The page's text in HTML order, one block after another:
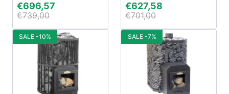
€696,57
€739,00
€627,58
€701,00
SALE -10% SALE -7%